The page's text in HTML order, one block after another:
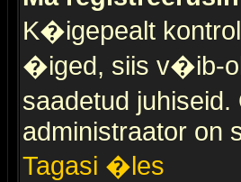
K�igepealt
�iged, siis v�ib-
saadetud
administraator on
Tagasi �les